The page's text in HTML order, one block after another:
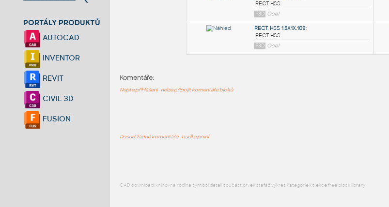
PORTÁLY PRODUKTŮ
AUTOCAD
INVENTOR
REVIT
CIVIL 3D
FUSION
Komentáře:
Nejste přihlášeni - nelze připojit komentáře bloků
Dosud žádné komentáře - buďte první
CAD download: knihovna rodina symbol detail součást prvek stafáž výkres kategorie kolekce free block library